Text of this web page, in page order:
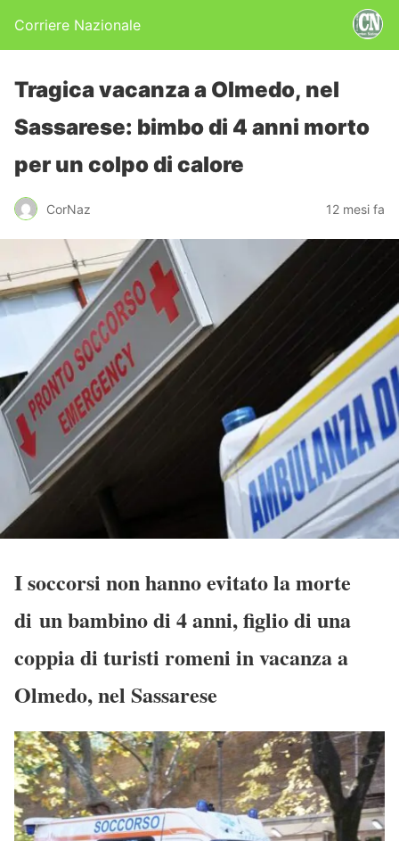
Corriere Nazionale
Tragica vacanza a Olmedo, nel
Sassarese: bimbo di 4 anni morto
per un colpo di calore
CorNaz 12 mesi fa
I soccorsi non hanno evitato la morte
di un bambino di 4 anni, figlio di una
coppia di turisti romeni in vacanza a
Olmedo, nel Sassarese